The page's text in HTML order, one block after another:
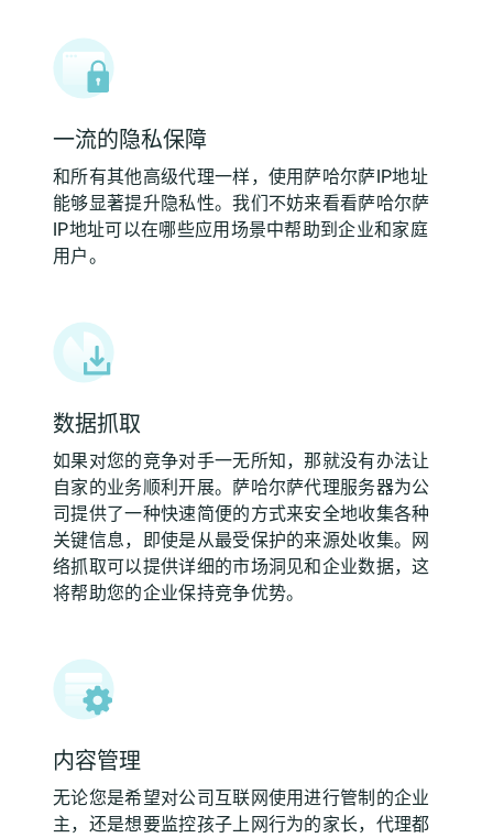
一流的隐私保障
和所有其他高级代理一样，使用萨哈尔萨IP地址
能够显著提升隐私性。我们不妨来看看萨哈尔萨
IP地址可以在哪些应用场景中帮助到企业和家庭
用户。
数据抓取
如果对您的竞争对手一无所知，那就没有办法让
自家的业务顺利开展。萨哈尔萨代理服务器为公
司提供了一种快速简便的方式来安全地收集各种
关键信息，即使是从最受保护的来源处收集。网
络抓取可以提供详细的市场洞见和企业数据，这
将帮助您的企业保持竞争优势。
内容管理
无论您是希望对公司互联网使用进行管制的企业
主，还是想要监控孩子上网行为的家长，代理都